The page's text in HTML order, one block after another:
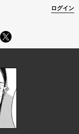
ログイン